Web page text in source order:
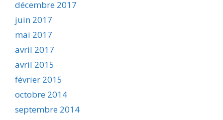
décembre 2017
juin 2017
mai 2017
avril 2017
avril 2015
février 2015
octobre 2014
septembre 2014